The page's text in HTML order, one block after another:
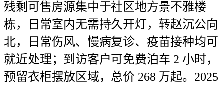
残剩可售房源集中于社区地方景不雅楼
栋，日常室内无需持久开灯，转赵沉公向
北，日常伤风、慢病复诊、疫苗接种均可
就近处理；到访客户可免费泊车 2 小时，
预留衣柜摆放区域，总价 268 万起。2025